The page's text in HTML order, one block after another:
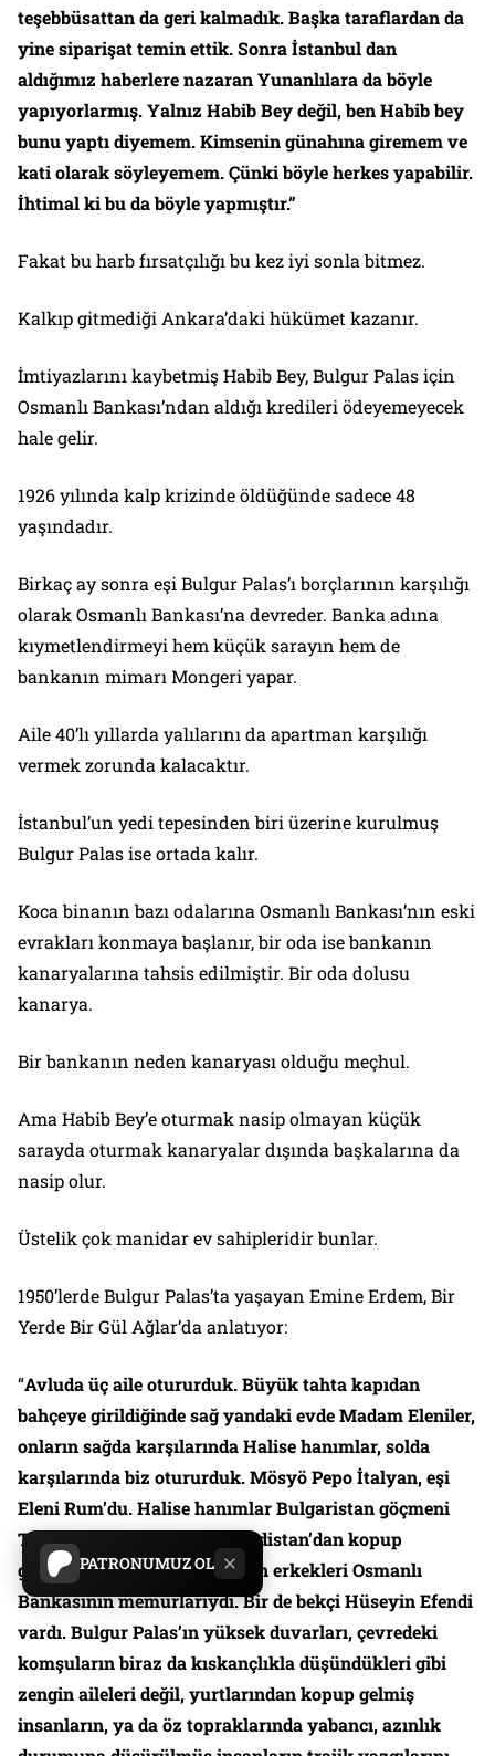
PATRONUMUZ OL
teşebbüsattan da geri kalmadık. Başka taraflardan da
yine siparişat temin ettik. Sonra İstanbul dan
aldığımız haberlere nazaran Yunanlılara da böyle
yapıyorlarmış. Yalnız Habib Bey değil, ben Habib bey
bunu yaptı diyemem. Kimsenin günahına giremem ve
kati olarak söyleyemem. Çünki böyle herkes yapabilir.
İhtimal ki bu da böyle yapmıştır.”
Fakat bu harb fırsatçılığı bu kez iyi sonla bitmez.
Kalkıp gitmediği Ankara’daki hükümet kazanır.
İmtiyazlarını kaybetmiş Habib Bey, Bulgur Palas için
Osmanlı Bankası’ndan aldığı kredileri ödeyemeyecek
hale gelir.
1926 yılında kalp krizinde öldüğünde sadece 48
yaşındadır.
Birkaç ay sonra eşi Bulgur Palas’ı borçlarının karşılığı
olarak Osmanlı Bankası’na devreder. Banka adına
kıymetlendirmeyi hem küçük sarayın hem de
bankanın mimarı Mongeri yapar.
Aile 40’lı yıllarda yalılarını da apartman karşılığı
vermek zorunda kalacaktır.
İstanbul’un yedi tepesinden biri üzerine kurulmuş
Bulgur Palas ise ortada kalır.
Koca binanın bazı odalarına Osmanlı Bankası’nın eski
evrakları konmaya başlanır, bir oda ise bankanın
kanaryalarına tahsis edilmiştir. Bir oda dolusu
kanarya.
Bir bankanın neden kanaryası olduğu meçhul.
Ama Habib Bey’e oturmak nasip olmayan küçük
sarayda oturmak kanaryalar dışında başkalarına da
nasip olur.
Üstelik çok manidar ev sahipleridir bunlar.
1950’lerde Bulgur Palas’ta yaşayan Emine Erdem, Bir
Yerde Bir Gül Ağlar’da anlatıyor:
“Avluda üç aile otururduk. Büyük tahta kapıdan
bahçeye girildiğinde sağ yandaki evde Madam Eleniler,
onların sağda karşılarında Halise hanımlar, solda
karşılarında biz otururduk. Mösyö Pepo İtalyan, eşi
Eleni Rum’du. Halise hanımlar Bulgaristan göçmeni
Türklerdi. Bizimkiler ise Kürdistan’dan kopup
gelmişlerdi İstanbul’a. Ailenin erkekleri Osmanlı
Bankasının memurlarıydı. Bir de bekçi Hüseyin Efendi
vardı. Bulgur Palas’ın yüksek duvarları, çevredeki
komşuların biraz da kıskançlıkla düşündükleri gibi
zengin aileleri değil, yurtlarından kopup gelmiş
insanların, ya da öz topraklarında yabancı, azınlık